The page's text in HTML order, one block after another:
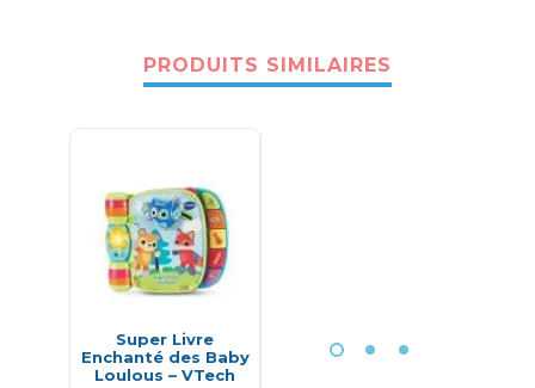
PRODUITS SIMILAIRES
Super Livre
Enchanté des Baby
Loulous – VTech
Centre de jeu 4en1
– Dolu